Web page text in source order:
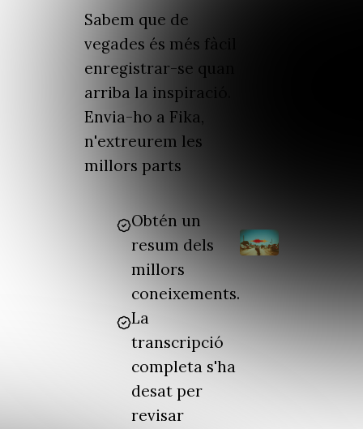
Sabem que de
vegades és més fàcil
enregistrar-se quan
arriba la inspiració.
Envia-ho a Fika,
n'extreurem les
millors parts
Obtén un
resum dels
millors
coneixements.
La
transcripció
completa s'ha
desat per
revisar